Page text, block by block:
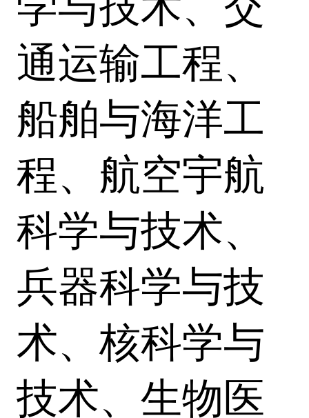
通运输工程、
船舶与海洋工
程、航空宇航
科学与技术、
兵器科学与技
术、核科学与
技术、生物医